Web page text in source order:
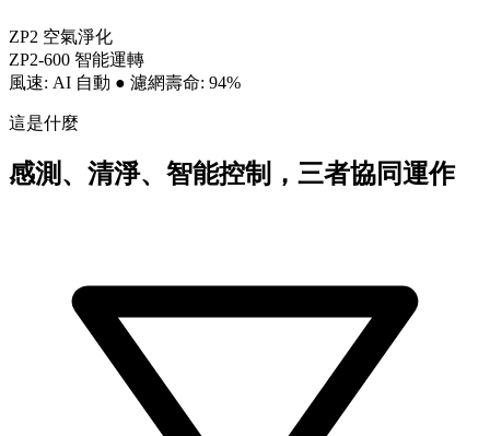
ZP2 空氣淨化
ZP2-600 智能運轉
風速: AI 自動 ● 濾網壽命: 94%
這是什麼
感測、清淨、智能控制，三者協同運作